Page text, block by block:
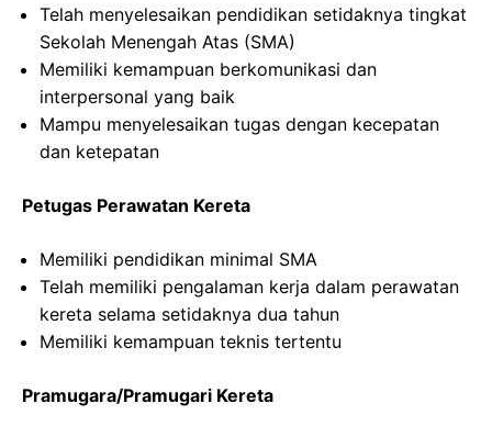
Telah menyelesaikan pendidikan setidaknya tingkat
Sekolah Menengah Atas (SMA)
Memiliki kemampuan berkomunikasi dan
interpersonal yang baik
Mampu menyelesaikan tugas dengan kecepatan
dan ketepatan
Petugas Perawatan Kereta
Memiliki pendidikan minimal SMA
Telah memiliki pengalaman kerja dalam perawatan
kereta selama setidaknya dua tahun
Memiliki kemampuan teknis tertentu
Pramugara/Pramugari Kereta